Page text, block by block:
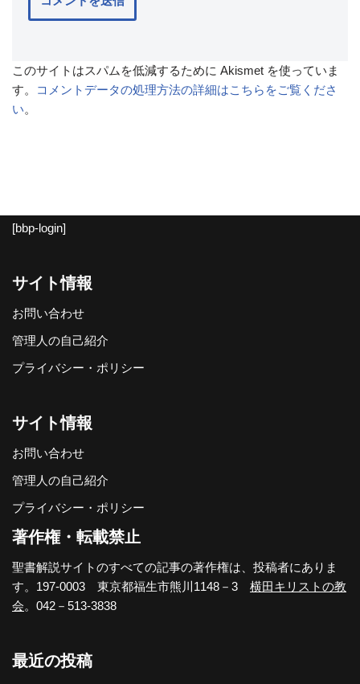
このサイトはスパムを低減するために Akismet を使っていま
す。
コメントデータの処理方法の詳細はこちらをご覧くださ
い。
[bbp-login]
サイト情報
お問い合わせ
管理人の自己紹介
プライバシー・ポリシー
サイト情報
お問い合わせ
管理人の自己紹介
プライバシー・ポリシー
著作権・転載禁止
聖書解説サイトのすべての記事の著作権は、投稿者にありま
す。197-0003 東京都福生市熊川1148－3 横田キリストの教
会。042－513-3838
最近の投稿